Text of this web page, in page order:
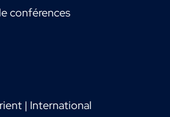
conférences
| International